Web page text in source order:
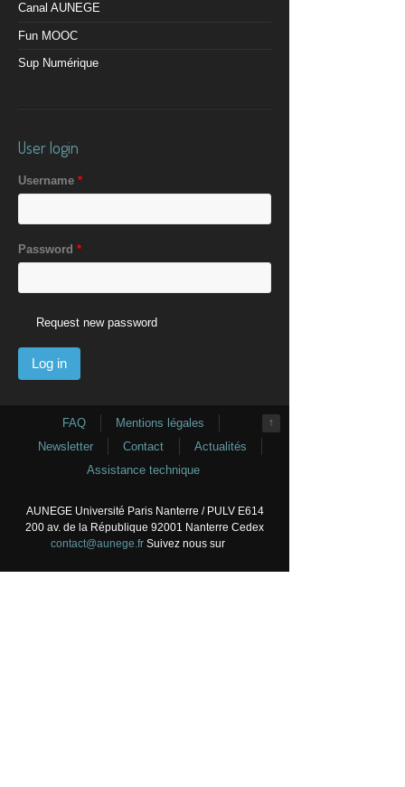
Canal AUNEGE
Fun MOOC
Sup Numérique
User login
Username *
Password *
Request new password
↑
FAQ
Mentions légales
Newsletter
Contact
Actualités
Assistance technique
AUNEGE Université Paris Nanterre / PULV E614
200 av. de la République 92001 Nanterre Cedex
contact@aunege.frSuivez nous sur